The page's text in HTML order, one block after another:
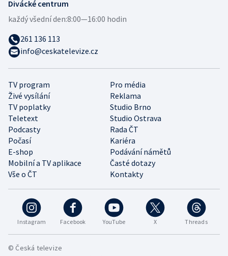
Instagram Facebook YouTube X Threads
TV program
Pro média
Živé vysílání
Reklama
TV poplatky
Studio Brno
Teletext
Studio Ostrava
Podcasty
Rada ČT
Počasí
Kariéra
E-shop
Podávání námětů
Mobilní a TV aplikace
Časté dotazy
Vše o ČT
Kontakty
Divácké centrum
každý všední den:8:00—16:00 hodin
261 136 113
info@ceskatelevize.cz
© Česká televize